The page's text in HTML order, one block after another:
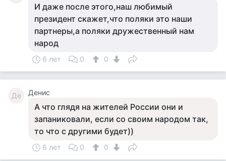
И даже после этого,наш любимый
президент скажет,что поляки это наши
партнеры,а поляки дружественный нам
народ
6 лет 0 0
Де Денис
А что глядя на жителей России они и
запаниковали, если со своим народом так,
то что с другими будет))
6 лет 0 0